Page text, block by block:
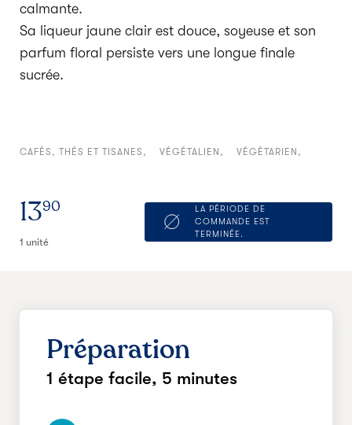
calmante.
Sa liqueur jaune clair est douce, soyeuse et son
parfum floral persiste vers une longue finale
sucrée.
CAFÉS, THÉS ET TISANES VÉGÉTALIEN VÉGÉTARIEN
1390
1 unité
LA PÉRIODE DE
COMMANDE EST
TERMINÉE.
Préparation
1 étape facile, 5 minutes